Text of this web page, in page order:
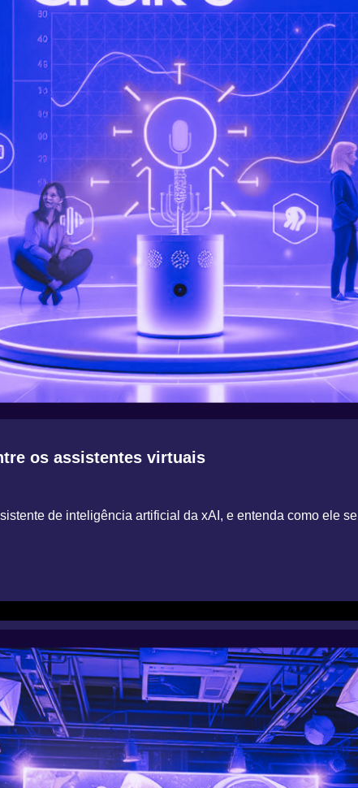
os assistentes virtuais
de inteligência artificial da xAI, e entenda como ele